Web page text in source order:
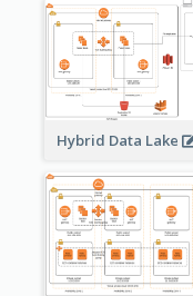
Hybrid Data Lake